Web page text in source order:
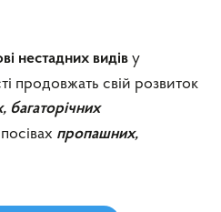
нестадних видів у
продовжать свій розвиток
багаторічних
пропашних,